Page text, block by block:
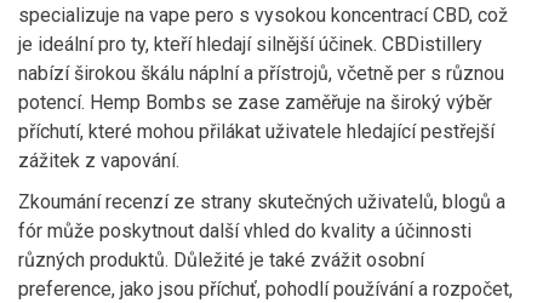
specializuje na vape pero s vysokou koncentrací CBD, což
je ideální pro ty, kteří hledají silnější účinek. CBDistillery
nabízí širokou škálu náplní a přístrojů, včetně per s různou
potencí. Hemp Bombs se zase zaměřuje na široký výběr
příchutí, které mohou přilákat uživatele hledající pestřejší
zážitek z vapování.
Zkoumání recenzí ze strany skutečných uživatelů, blogů a
fór může poskytnout další vhled do kvality a účinnosti
různých produktů. Důležité je také zvážit osobní
preference, jako jsou příchuť, pohodlí používání a rozpočet,